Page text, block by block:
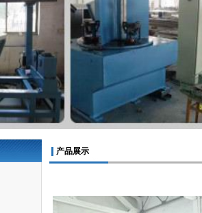
产品展示